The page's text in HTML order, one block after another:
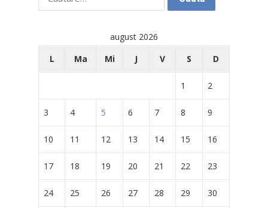
după:
august 2026
L
Ma Mi J V S D
1 2
3 4 5 6 7 8 9
10 11 12 13 14 15 16
17 18 19 20 21 22 23
24 25 26 27 28 29 30